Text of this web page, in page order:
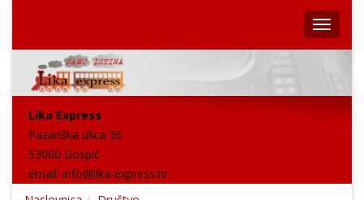
Lika Express
Pazariška ulica 36
53000 Gospić
email: info@lika-express.hr